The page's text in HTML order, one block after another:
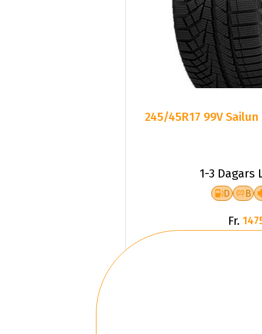
245/45R17 99V Sailun
1-3 Dagars
D B
Fr.